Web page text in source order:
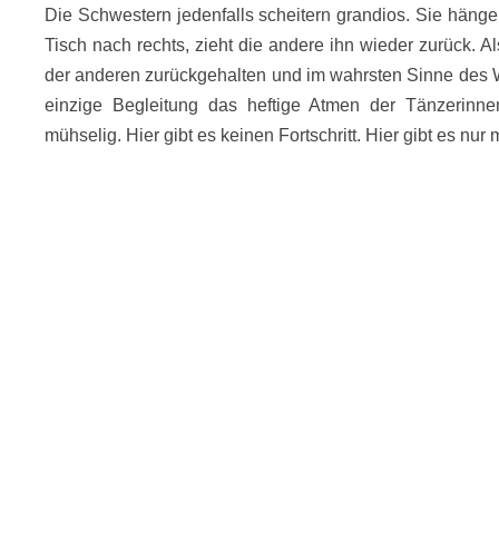
Die Schwestern jedenfalls scheitern grandios. Sie
Tisch nach rechts, zieht die andere ihn wieder zurück.
der anderen zurückgehalten und im wahrsten Sinne des
einzige Begleitung das heftige Atmen der
mühselig. Hier gibt es keinen Fortschritt. Hier gibt es